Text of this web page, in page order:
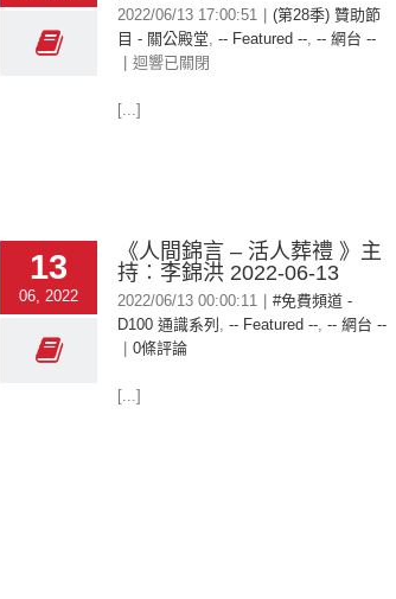
2022/06/13 17:00:51
(第28季) 贊助節
目 - 關公殿堂, -- Featured --, -- 網台 --
迴響已關閉
[...]
13
06, 2022
《人間錦言 – 活人葬禮 》主
持︰李錦洪 2022-06-13
2022/06/13 00:00:11
#免費頻道 -
D100 通識系列 , -- Featured --, -- 網台 --
0條評論
[...]